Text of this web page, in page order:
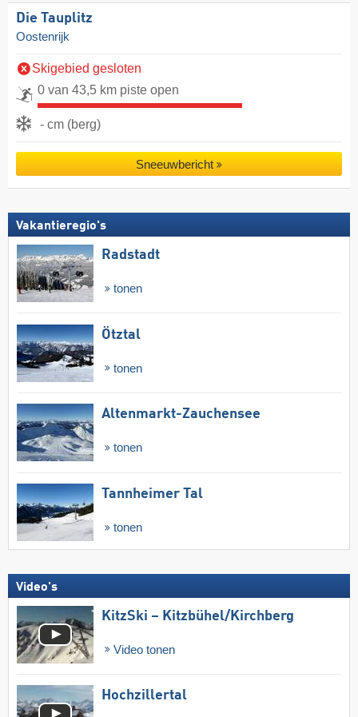
Die Tauplitz
Oostenrijk
Skigebied gesloten
0 van 43,5 km piste open
- cm (berg)
Sneeuwbericht
Vakantieregio's
Radstadt
tonen
Ötztal
tonen
Altenmarkt-Zauchensee
tonen
Tannheimer Tal
tonen
Video's
KitzSki – Kitzbühel/​Kirchberg
Video tonen
Hochzillertal